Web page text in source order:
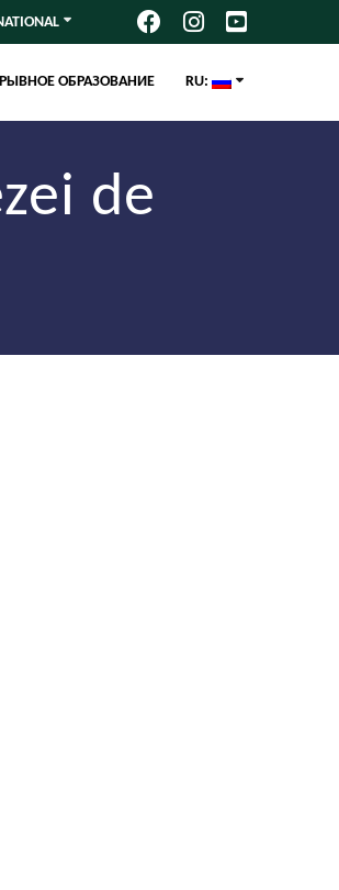
ОБРАЗОВАНИЕ RU:
de